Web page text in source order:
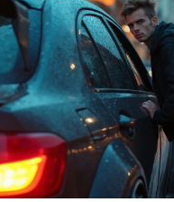
сохранить выгоду.